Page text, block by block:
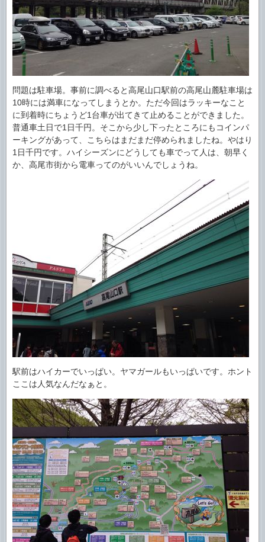
問題は駐車場。事前に調べると高尾山口駅前の高尾山麓駐車場は
10時には満車になってしまうとか。ただ今回はラッキーなこと
に到着時にちょうど1台車が出てきて止めることができました。
普通車土日で1日千円。そこから少し下ったところにもコインパ
ーキングがあって、こちらはまだまだ停められましたね。やはり
1日千円です。ハイシーズンにどうしても車でって人は、朝早く
か、高尾市街から電車ってのがいいんでしょうね。
駅前はハイカーでいっぱい。ヤマガールもいっぱいです。ホント
ここは人気なんだなぁと。